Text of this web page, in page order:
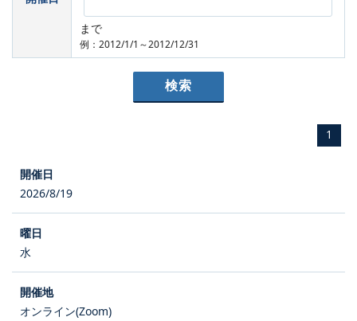
まで
例：2012/1/1～2012/12/31
1
2026/8/19
水
オンライン(Zoom)